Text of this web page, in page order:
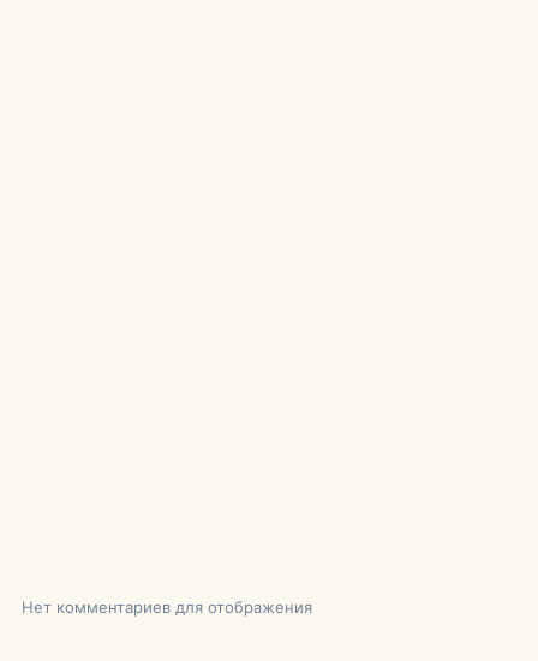
Нет комментариев для отображения